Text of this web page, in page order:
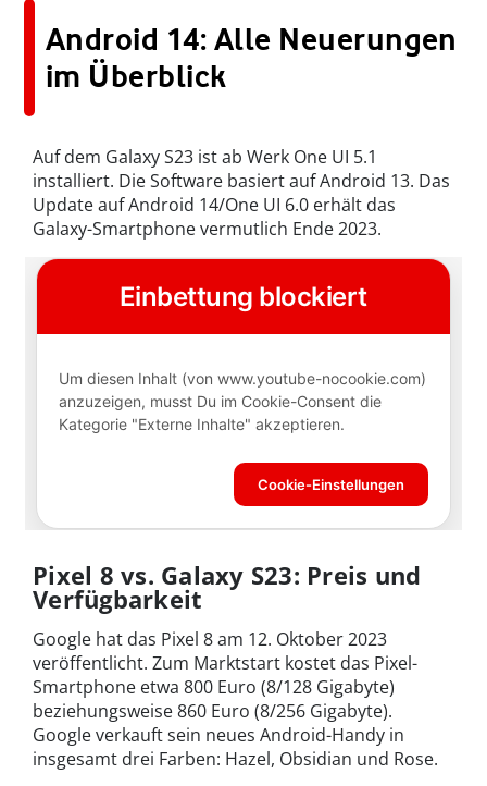
Android 14: Alle Neuerungen
im Überblick
Auf dem Galaxy S23 ist ab Werk One UI 5.1
installiert. Die Software basiert auf Android 13. Das
Update auf Android 14/One UI 6.0 erhält das
Galaxy-Smartphone vermutlich Ende 2023.
Pixel 8 vs. Galaxy S23: Preis und
Verfügbarkeit
Google hat das Pixel 8 am 12. Oktober 2023
veröffentlicht. Zum Marktstart kostet das Pixel-
Smartphone etwa 800 Euro (8/128 Gigabyte)
beziehungsweise 860 Euro (8/256 Gigabyte).
Google verkauft sein neues Android-Handy in
insgesamt drei Farben: Hazel, Obsidian und Rose.